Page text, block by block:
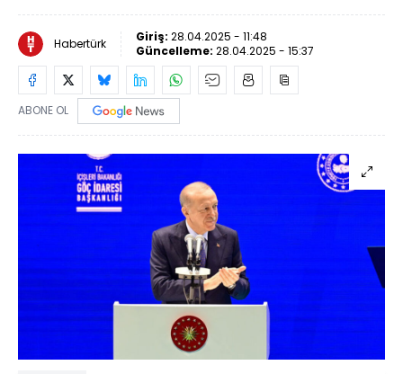
Habertürk Giriş: 28.04.2025 - 11:48
Güncelleme: 28.04.2025 - 15:37
ABONE OL